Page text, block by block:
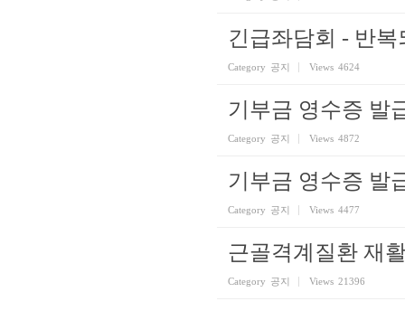
긴급좌담회 - 반
Category 공지 Views 4624
기부금 영수증 발
Category 공지 Views 4872
기부금 영수증 발
Category 공지 Views 4477
근골격계질환 재
Category 공지 Views 21396